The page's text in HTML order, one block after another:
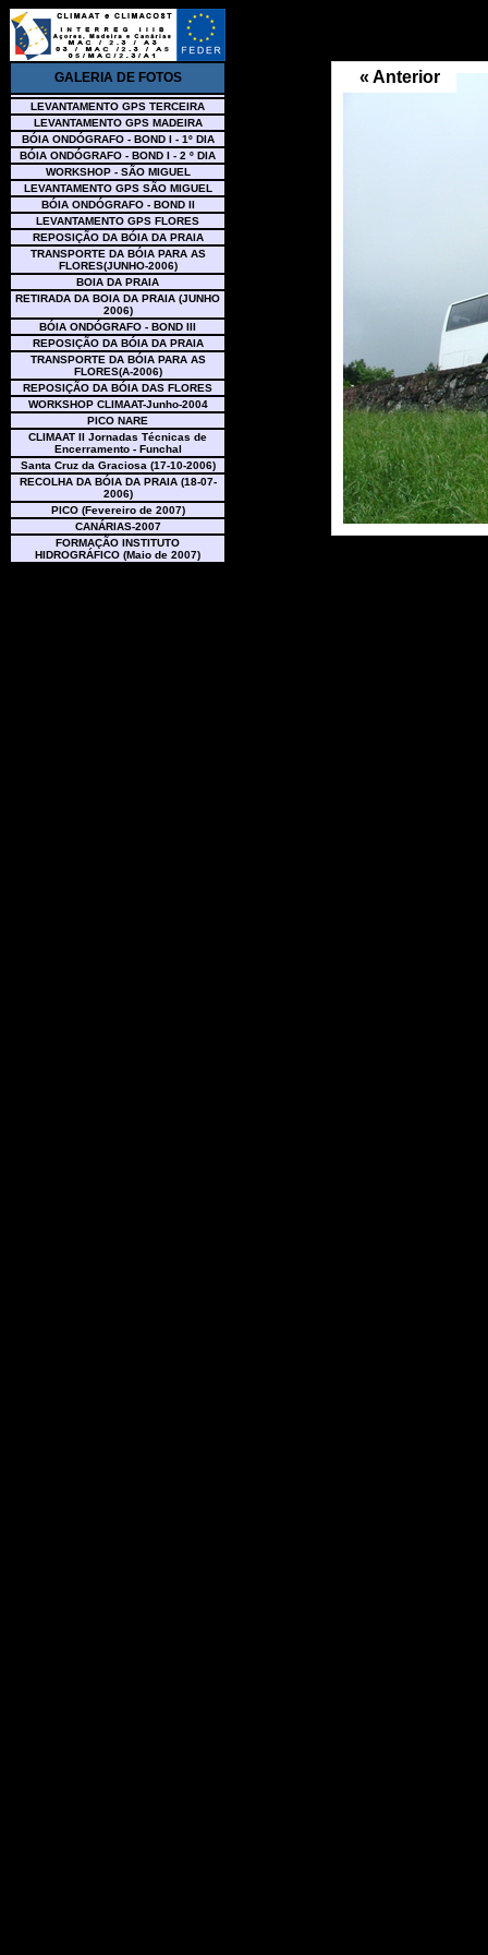
GALERIA DE FOTOS
LEVANTAMENTO GPS TERCEIRA
LEVANTAMENTO GPS MADEIRA
BÓIA ONDÓGRAFO - BOND I - 1º DIA
BÓIA ONDÓGRAFO - BOND I - 2 º DIA
WORKSHOP - SÃO MIGUEL
LEVANTAMENTO GPS SÃO MIGUEL
BÓIA ONDÓGRAFO - BOND II
LEVANTAMENTO GPS FLORES
REPOSIÇÃO DA BÓIA DA PRAIA
TRANSPORTE DA BÓIA PARA AS
FLORES(JUNHO-2006)
BOIA DA PRAIA
RETIRADA DA BOIA DA PRAIA (JUNHO
2006)
BÓIA ONDÓGRAFO - BOND III
REPOSIÇÃO DA BÓIA DA PRAIA
TRANSPORTE DA BÓIA PARA AS
FLORES(A-2006)
REPOSIÇÃO DA BÓIA DAS FLORES
WORKSHOP CLIMAAT-Junho-2004
PICO NARE
CLIMAAT II Jornadas Técnicas de
Encerramento - Funchal
Santa Cruz da Graciosa (17-10-2006)
RECOLHA DA BÓIA DA PRAIA (18-07-
2006)
PICO (Fevereiro de 2007)
CANÁRIAS-2007
FORMAÇÃO INSTITUTO
HIDROGRÁFICO (Maio de 2007)
« Anterior